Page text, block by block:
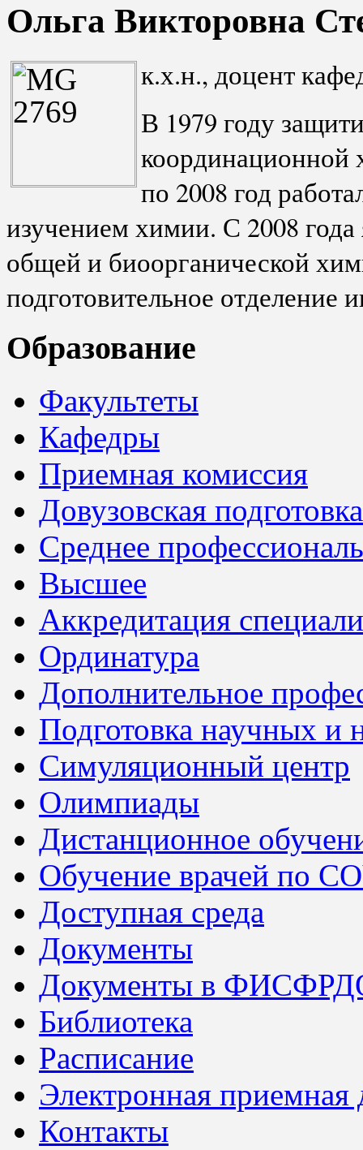
Ольга Викторовна
к.х.н., доцент
В 1979 году
координационной
по 2008 год
изучением химии. С 2008 года
общей и биоорганической
подготовительное отделение
Образование
Факультеты
Кафедры
Приемная комиссия
Довузовская подготовка
Среднее
Высшее
Аккредитация
Ординатура
Дополнительное
Подготовка научных и
Симуляционный центр
Олимпиады
Дистанционное
Обучение врачей по
Доступная среда
Документы
Документы в
Библиотека
Расписание
Электронная
Контакты